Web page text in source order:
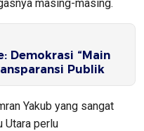
masing-masing.
Demokrasi “Main
Publik
Yakub yang sangat
Utara perlu